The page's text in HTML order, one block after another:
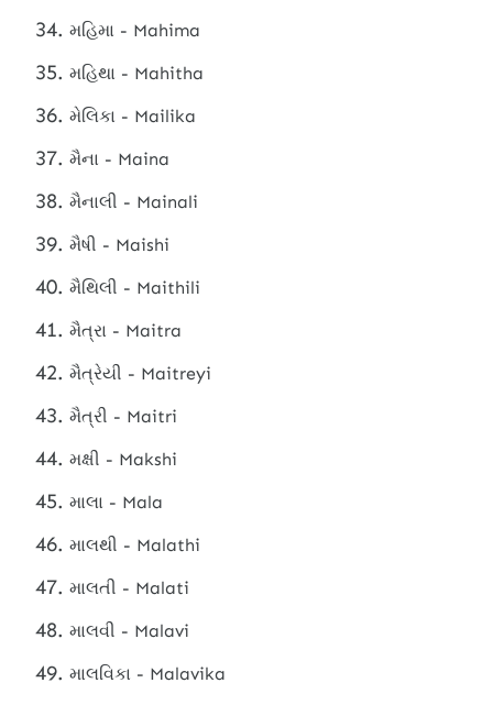
મહિમા - Mahima
મહિથા - Mahitha
મેલિકા - Mailika
મૈના - Maina
મૈનાલી - Mainali
મૈષી - Maishi
મૈથિલી - Maithili
મૈત્રા - Maitra
મૈત્રેયી - Maitreyi
મૈત્રી - Maitri
મક્ષી - Makshi
માલા - Mala
માલથી - Malathi
માલતી - Malati
માલવી - Malavi
માલવિકા - Malavika